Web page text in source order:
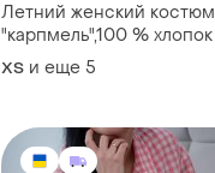
Летний женский костюм
"карпмель",100 % хлопок
ХS и еще 5